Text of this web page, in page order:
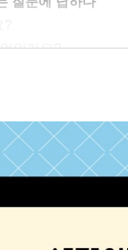
인가요?
무엇인가요?
무엇인가요?
나요, 쉼 없이 해야
기도는 무의미하
도하지 않게 되나
따라 기억해 달라
님을 영광스럽게